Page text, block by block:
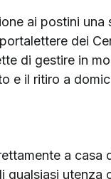
ai postini una
dei
di gestire in
e il ritiro a
a casa
qualsiasi utenza